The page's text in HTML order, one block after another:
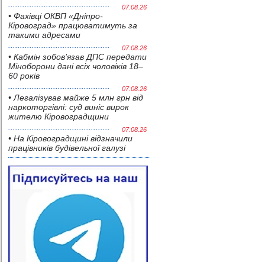
07.08.26
• Фахівці ОКВП «Дніпро-
Кіровоград» працюватимуть за
такими адресами
07.08.26
• Кабмін зобов’язав ДПС передати
Міноборони дані всіх чоловіків 18–
60 років
07.08.26
• Легалізував майже 5 млн грн від
наркоторгівлі: суд виніс вирок
жителю Кіровоградщини
07.08.26
• На Кіровоградщині відзначили
працівників будівельної галузі